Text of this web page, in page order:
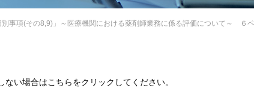
事項(その8,9)」～医療機関における薬剤師業務に係る評価について～ ６
ない場合はこちらをクリックしてください。